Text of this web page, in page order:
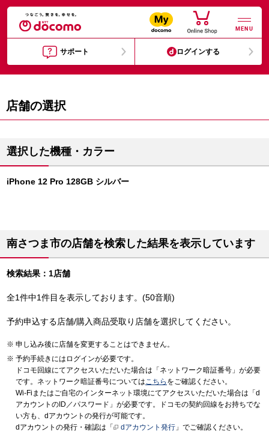
MENU
サポート ログインする
店舗の選択
選択した機種・カラー
iPhone 12 Pro 128GB シルバー
南さつま市の店舗を検索した結果を表示しています
検索結果：1店舗
全1件中1件目を表示しております。(50音順)
予約申込する店舗/購入商品受取り店舗を選択してください。
申し込み後に店舗を変更することはできません。
予約手続きにはログインが必要です。
ドコモ回線にてアクセスいただいた場合は「ネットワーク暗証番号」が必要
です。ネットワーク暗証番号についてはこちら をご確認ください。
Wi-Fiまたはご自宅のインターネット環境にてアクセスいただいた場合は「d
アカウントのID／パスワード」が必要です。ドコモの契約回線をお持ちでな
い方も、dアカウントの発行が可能です。
dアカウントの発行・確認は「
dアカウント発行 」でご確認ください。